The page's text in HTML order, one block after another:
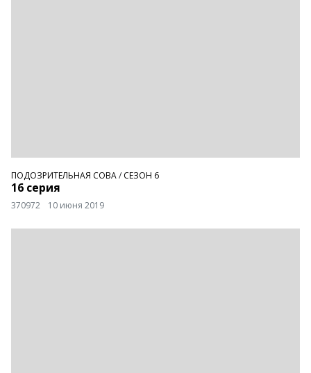
ПОДОЗРИТЕЛЬНАЯ СОВА/ СЕЗОН 6
16 серия
370972 10 июня 2019